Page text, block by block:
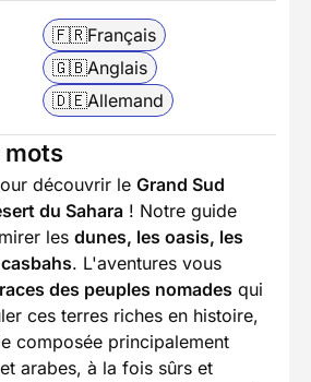
🇫🇷Français
🇬🇧Anglais
🇩🇪Allemand
mots
découvrir le Grand Sud
du Sahara ! Notre guide
les dunes, les oasis, les
. L'aventures vous
des peuples nomades qui
ces terres riches en histoire,
composée principalement
arabes, à la fois sûrs et